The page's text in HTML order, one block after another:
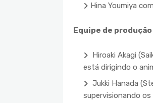
Hina Youmiya
Equipe de produção
Hiroaki Akagi
está dirigindo o
Jukki Hanada
supervisionando os